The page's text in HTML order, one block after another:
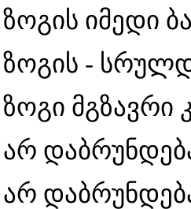
ზოგის იმედი
ზოგის -
ზოგი მგზავრი
არ
არ